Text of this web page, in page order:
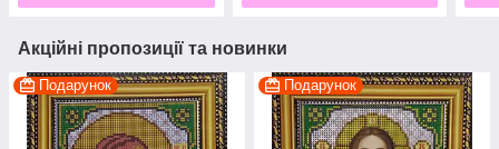
Акційні пропозиції та новинки
Подарунок Подарунок